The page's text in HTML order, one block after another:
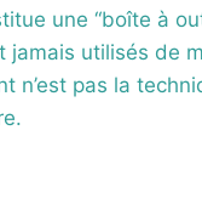
une “boîte à
jamais utilisés de
n’est pas la